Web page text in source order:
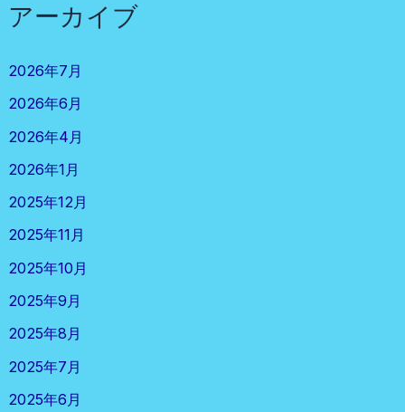
アーカイブ
2026年7月
2026年6月
2026年4月
2026年1月
2025年12月
2025年11月
2025年10月
2025年9月
2025年8月
2025年7月
2025年6月